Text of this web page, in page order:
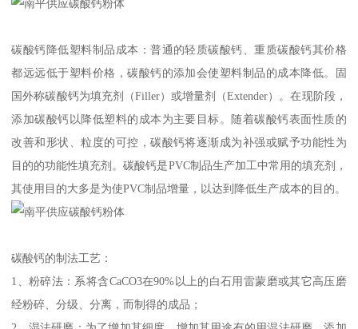
碳酸钙降低塑料制品成本：普通的轻质碳酸钙、重质碳酸钙其价格
都远远低于塑料价格，碳酸钙的添加会使塑料制品的成本降低。固
国外称碳酸钙为填充剂（Filler）或增量剂（Extender）。在现阶段，
添加碳酸钙以降低塑料的成本为主要目标。随着碳酸钙表面性质的
改善和形状、粒度的可控，碳酸钙将逐渐成为补强或赋予功能性为
目的的功能性填充剂。碳酸钙是PVC制品生产加工中常用的填充剂，
其使用目的大多是为使PVC制品增量，以达到降低生产成本的目的。
碳酸钙的制法工艺：
1、粉碎法：系将含CaCO3在90%以上的白石用雷蒙磨或其它高压磨
经粉碎、分级、分离，而制得的成品；